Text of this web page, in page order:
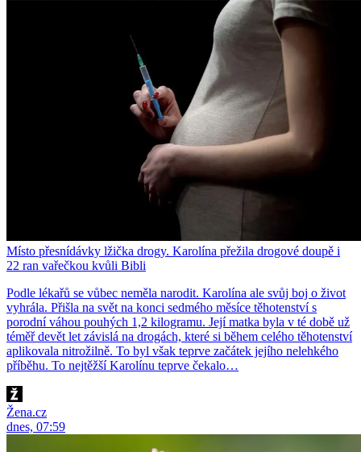
Místo přesnídávky lžička drogy. Karolína přežila drogové doupě i
22 ran vařečkou kvůli Bibli
Podle lékařů se vůbec neměla narodit. Karolína ale svůj boj o život
vyhrála. Přišla na svět na konci sedmého měsíce těhotenství s
porodní váhou pouhých 1,2 kilogramu. Její matka byla v té době už
téměř devět let závislá na drogách, které si během celého těhotenství
aplikovala nitrožilně. To byl však teprve začátek jejího nelehkého
příběhu. To nejtěžší Karolínu teprve čekalo…
Žena.cz
dnes, 07:59